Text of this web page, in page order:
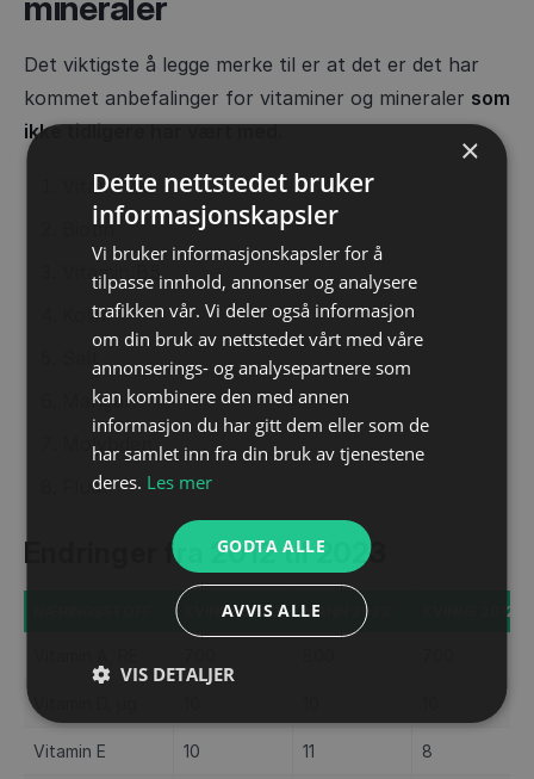
Det viktigste å legge merke til er at det er det har
kommet anbefalinger for vitaminer og mineraler som
ikke tidligere har vært med.
Vitamin K
Biotin
Vitamin B5
Kolin
Mangan
Molybden
Fluor
Endringer fra 2012 til 2023
KVINNE 2023 MANN 2023 KVINNE 2012
Vitamin E 10 11 8
×
Dette nettstedet bruker
informasjonskapsler
Vi bruker informasjonskapsler for å
tilpasse innhold, annonser og analysere
trafikken vår. Vi deler også informasjon
om din bruk av nettstedet vårt med våre
annonserings- og analysepartnere som
kan kombinere den med annen
informasjon du har gitt dem eller som de
har samlet inn fra din bruk av tjenestene
deres. Les mer
GODTA ALLE
AVVIS ALLE
VIS DETALJER